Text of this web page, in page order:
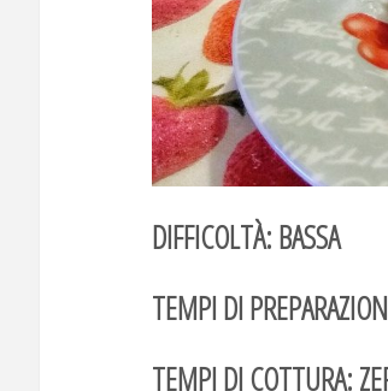
DIFFICOLTÀ: BASSA
TEMPI DI
TEMPI DI COTTURA: